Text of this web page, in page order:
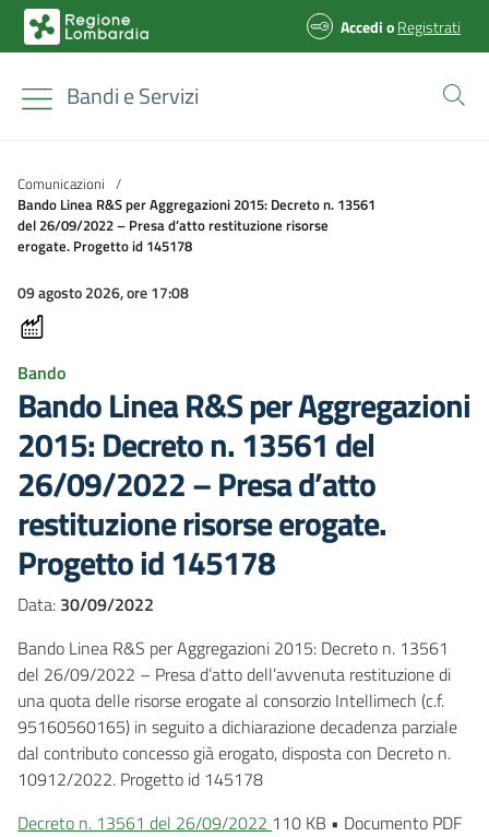
AccedioRegistrati
Bandi e Servizi
Comunicazioni /
Bando Linea R&S per Aggregazioni 2015: Decreto n. 13561
del 26/09/2022 – Presa d’atto restituzione risorse
erogate. Progetto id 145178
09 agosto 2026, ore 17:08
Bando
Bando Linea R&S per Aggregazioni
2015: Decreto n. 13561 del
26/09/2022 – Presa d’atto
restituzione risorse erogate.
Progetto id 145178
Data: 30/09/2022
Bando Linea R&S per Aggregazioni 2015: Decreto n. 13561
del 26/09/2022 – Presa d’atto dell’avvenuta restituzione di
una quota delle risorse erogate al consorzio Intellimech (c.f.
95160560165) in seguito a dichiarazione decadenza parziale
dal contributo concesso già erogato, disposta con Decreto n.
10912/2022. Progetto id 145178
Decreto n. 13561 del 26/09/2022 110 KB • Documento PDF